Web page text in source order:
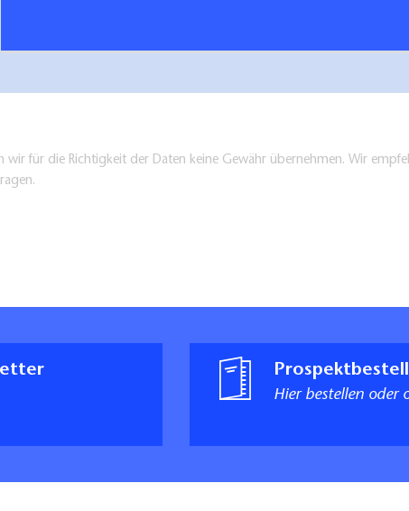
für die Richtigkeit der Daten keine Gewähr übernehmen. Wir
Hier bestellen oder